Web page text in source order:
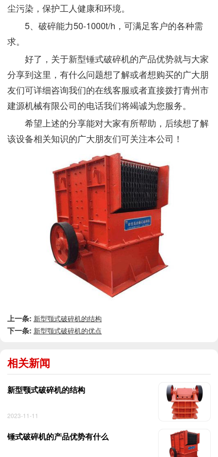
尘污染，保护工人健康和环境。
5、破碎能力50-1000t/h，可满足客户的各种需
求。
好了，关于新型锤式破碎机的产品优势就与大家
分享到这里，有什么问题想了解或者想购买的广大朋
友们可详细咨询我们的在线客服或者直接拨打青州市
建源机械有限公司的电话我们将竭诚为您服务。
希望上述的分享能对大家有所帮助，后续想了解
该设备相关知识的广大朋友们可关注本公司！
上一条: 新型颚式破碎机的结构
下一条: 新型颚式破碎机的优点
相关新闻
新型颚式破碎机的结构
2023-11-11
锤式破碎机的产品优势有什么